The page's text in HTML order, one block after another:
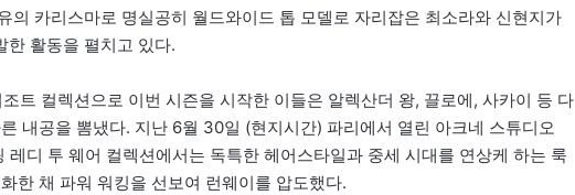
의 카리스마로 명실공히 월드와이드 톱 모델로 자리잡은 최소라와 신현지가
한 활동을 펼치고 있다.
트 컬렉션으로 이번 시즌을 시작한 이들은 알렉산더 왕, 끌로에, 사카이 등 다
내공을 뽐냈다. 지난 6월 30일 (현지시간) 파리에서 열린 아크네 스튜디오
디 투 웨어 컬렉션에서는 독특한 헤어스타일과 중세 시대를 연상케 하는 룩
한 채 파워 워킹을 선보여 런웨이를 압도했다.